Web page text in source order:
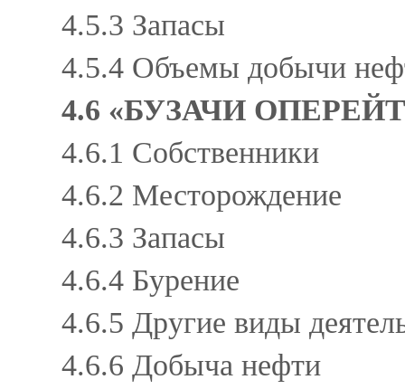
4.5.3 Запасы
4.5.4 Объемы добычи
4.6 «БУЗАЧИ
4.6.1 Собственники
4.6.2 Месторождение
4.6.3 Запасы
4.6.4 Бурение
4.6.5 Другие виды
4.6.6 Добыча нефти